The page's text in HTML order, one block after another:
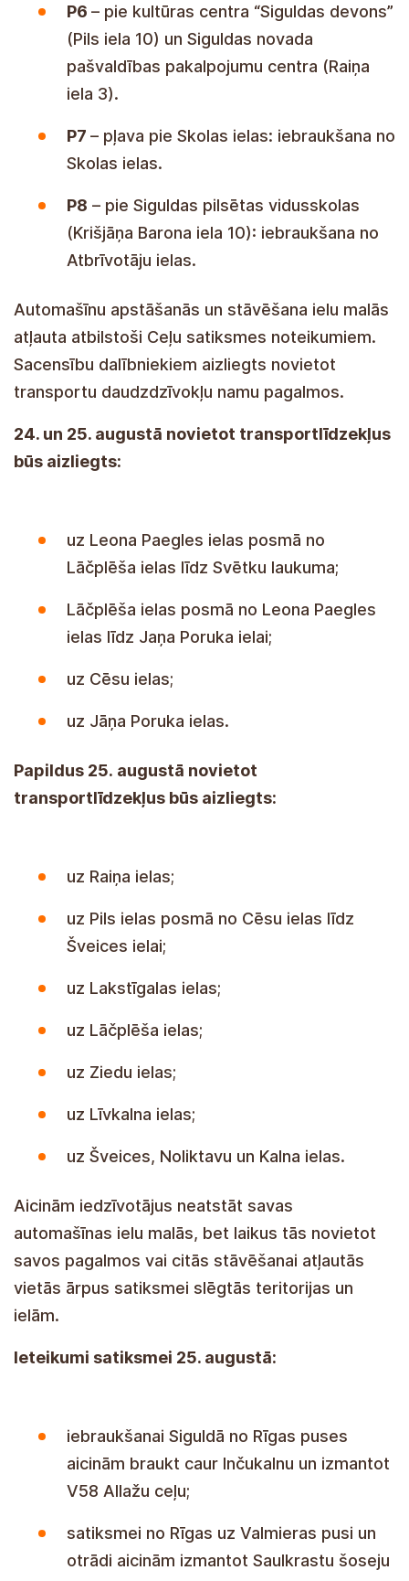
P6 – pie kultūras centra “Siguldas devons”
(Pils iela 10) un Siguldas novada
pašvaldības pakalpojumu centra (Raiņa
iela 3).
P7 – pļava pie Skolas ielas: iebraukšana no
Skolas ielas.
P8 – pie Siguldas pilsētas vidusskolas
(Krišjāņa Barona iela 10): iebraukšana no
Atbrīvotāju ielas.
Automašīnu apstāšanās un stāvēšana ielu malās
atļauta atbilstoši Ceļu satiksmes noteikumiem.
Sacensību dalībniekiem aizliegts novietot
transportu daudzdzīvokļu namu pagalmos.
24. un 25. augustā novietot transportlīdzekļus
būs aizliegts:
uz Leona Paegles ielas posmā no
Lāčplēša ielas līdz Svētku laukuma;
Lāčplēša ielas posmā no Leona Paegles
ielas līdz Jaņa Poruka ielai;
uz Cēsu ielas;
uz Jāņa Poruka ielas.
Papildus 25. augustā novietot
transportlīdzekļus būs aizliegts:
uz Raiņa ielas;
uz Pils ielas posmā no Cēsu ielas līdz
Šveices ielai;
uz Lakstīgalas ielas;
uz Lāčplēša ielas;
uz Ziedu ielas;
uz Līvkalna ielas;
uz Šveices, Noliktavu un Kalna ielas.
Aicinām iedzīvotājus neatstāt savas
automašīnas ielu malās, bet laikus tās novietot
savos pagalmos vai citās stāvēšanai atļautās
vietās ārpus satiksmei slēgtās teritorijas un
ielām.
Ieteikumi satiksmei 25. augustā:
iebraukšanai Siguldā no Rīgas puses
aicinām braukt caur Inčukalnu un izmantot
V58 Allažu ceļu;
satiksmei no Rīgas uz Valmieras pusi un
otrādi aicinām izmantot Saulkrastu šoseju